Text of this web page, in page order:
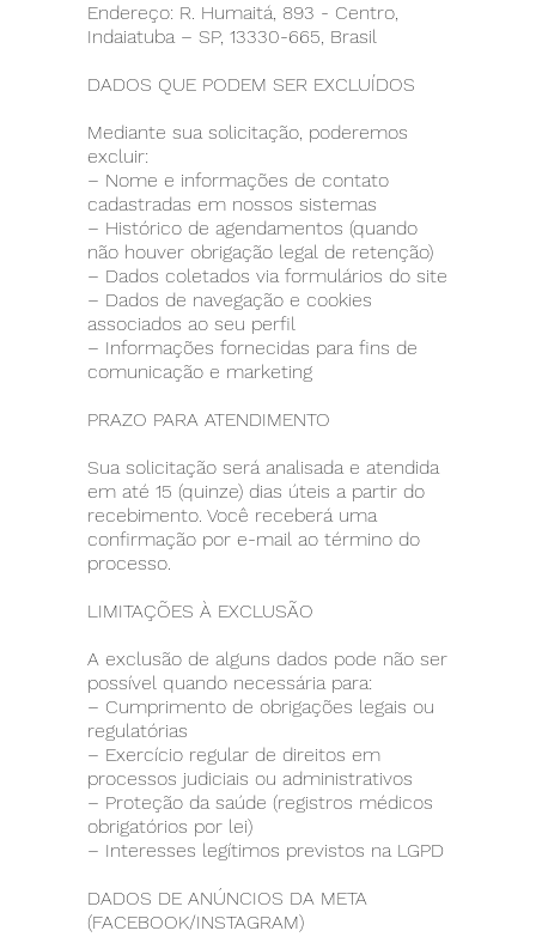
Endereço: R. Humaitá, 893 - Centro,
Indaiatuba – SP, 13330-665, Brasil
DADOS QUE PODEM SER EXCLUÍDOS
Mediante sua solicitação, poderemos
excluir:
– Nome e informações de contato
cadastradas em nossos sistemas
– Histórico de agendamentos (quando
não houver obrigação legal de retenção)
– Dados coletados via formulários do site
– Dados de navegação e cookies
associados ao seu perfil
– Informações fornecidas para fins de
comunicação e marketing
PRAZO PARA ATENDIMENTO
Sua solicitação será analisada e atendida
em até 15 (quinze) dias úteis a partir do
recebimento. Você receberá uma
confirmação por e-mail ao término do
processo.
LIMITAÇÕES À EXCLUSÃO
A exclusão de alguns dados pode não ser
possível quando necessária para:
– Cumprimento de obrigações legais ou
regulatórias
– Exercício regular de direitos em
processos judiciais ou administrativos
– Proteção da saúde (registros médicos
obrigatórios por lei)
– Interesses legítimos previstos na LGPD
DADOS DE ANÚNCIOS DA META
(FACEBOOK/INSTAGRAM)